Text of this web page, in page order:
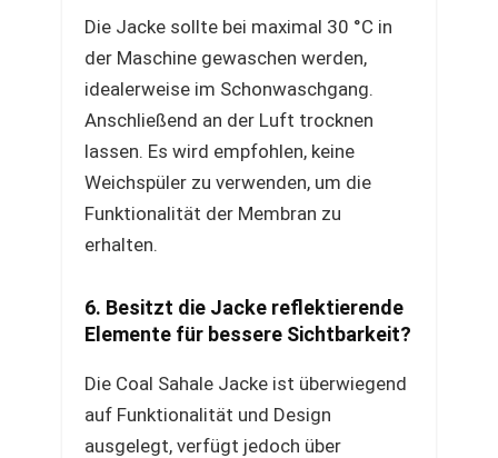
Die Jacke sollte bei maximal 30 °C in
der Maschine gewaschen werden,
idealerweise im Schonwaschgang.
Anschließend an der Luft trocknen
lassen. Es wird empfohlen, keine
Weichspüler zu verwenden, um die
Funktionalität der Membran zu
erhalten.
6. Besitzt die Jacke reflektierende
Elemente für bessere Sichtbarkeit?
Die Coal Sahale Jacke ist überwiegend
auf Funktionalität und Design
ausgelegt, verfügt jedoch über